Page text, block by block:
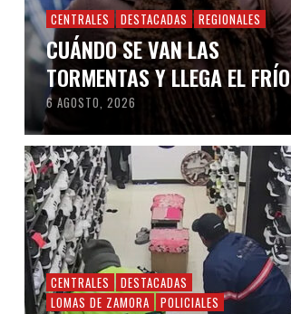
CENTRALES DESTACADAS REGIONALES
CUÁNDO SE VAN LAS
TORMENTAS Y LLEGA EL FRÍO
6 AGOSTO, 2026
CENTRALES
DESTACADAS
LOMAS DE ZAMORA
POLICIALES